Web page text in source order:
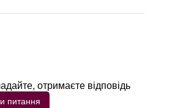
отримаєте відповідь
питання